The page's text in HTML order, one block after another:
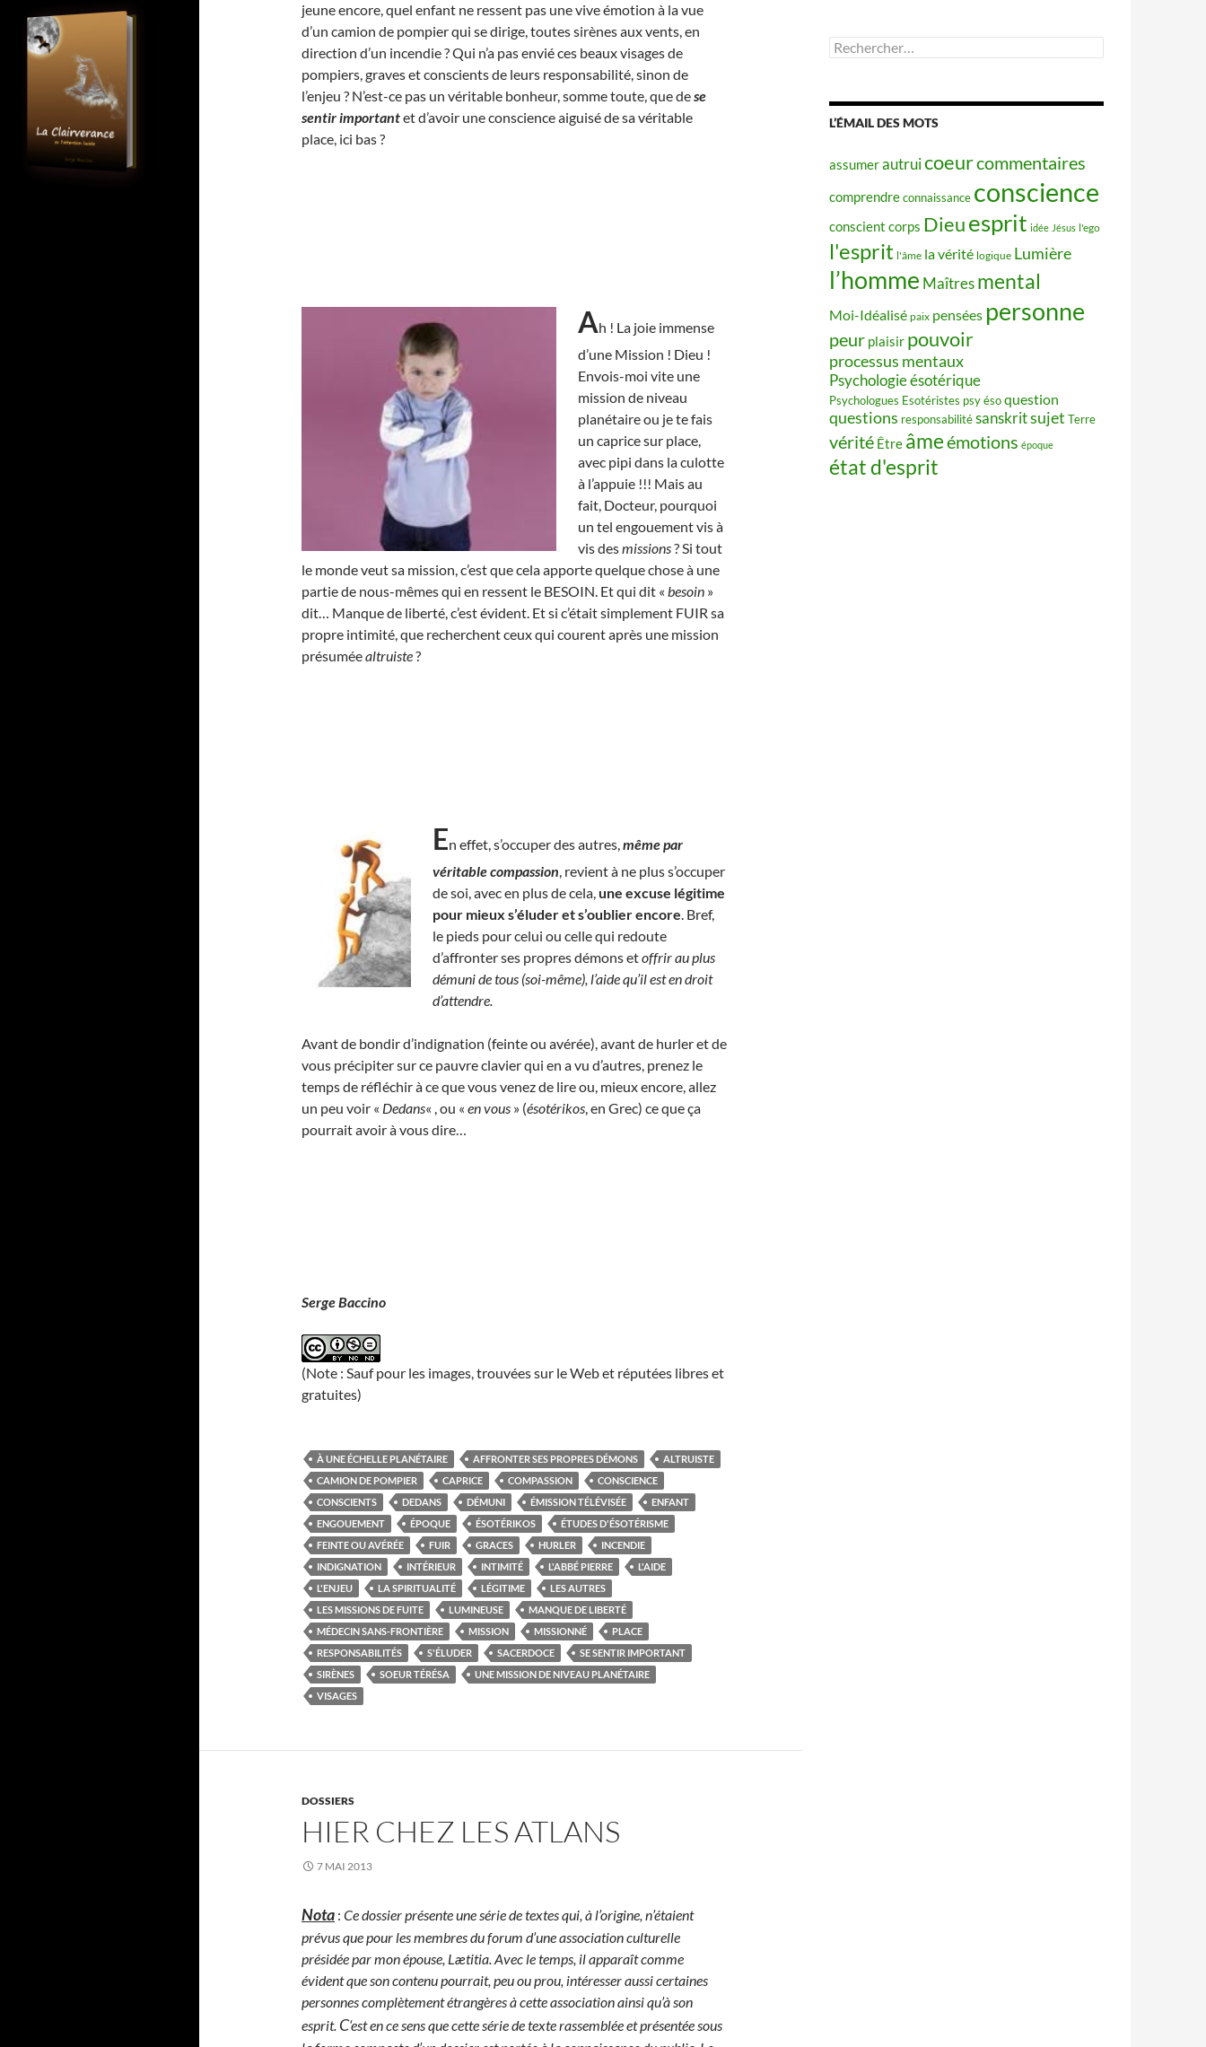
jeune encore, quel enfant ne ressent pas une vive émotion à la vue
d’un camion de pompier qui se dirige, toutes sirènes aux vents, en
direction d’un incendie ? Qui n’a pas envié ces beaux visages de
pompiers, graves et conscients de leurs responsabilité, sinon de
l’enjeu ? N’est-ce pas un véritable bonheur, somme toute, que dese
sentir importantet d’avoir une conscience aiguisé de sa véritable
place, ici bas ?
Ah ! La joie immense
d’une Mission ! Dieu !
Envois-moi vite une
mission de niveau
planétaire ou je te fais
un caprice sur place,
avec pipi dans la culotte
à l’appuie !!! Mais au
fait, Docteur, pourquoi
un tel engouement vis à
vis desmissions? Si tout
le monde veut sa mission, c’est que cela apporte quelque chose à une
partie de nous-mêmes qui en ressent le BESOIN. Et qui dit « besoin »
dit… Manque de liberté, c’est évident. Et si c’était simplement FUIR sa
propre intimité, que recherchent ceux qui courent après une mission
présuméealtruiste?
En effet, s’occuper des autres,même par
véritable compassion, revient à ne plus s’occuper
de soi, avec en plus de cela,une excuse légitime
pour mieux s’éluder et s’oublier encore. Bref,
le pieds pour celui ou celle qui redoute
d’affronter ses propres démons etoffrir au plus
démuni de tous (soi-même), l’aide qu’il est en droit
d’attendre.
Avant de bondir d’indignation (feinte ou avérée), avant de hurler et de
vous précipiter sur ce pauvre clavier qui en a vu d’autres, prenez le
temps de réfléchir à ce que vous venez de lire ou, mieux encore, allez
un peu voir « Dedans« , ou « en vous » (ésotérikos, en Grec) ce que ça
pourrait avoir à vous dire…
Serge Baccino
(Note : Sauf pour les images, trouvées sur le Web et réputées libres et
gratuites)
À UNE ÉCHELLE PLANÉTAIRE AFFRONTER SES PROPRES DÉMONS
ALTRUISTE
CAMION DE POMPIER
CAPRICE COMPASSION
CONSCIENCE
CONSCIENTS
DEDANS DÉMUNI ÉMISSION TÉLÉVISÉE
ENFANT
ENGOUEMENT
ÉPOQUE ÉSOTÉRIKOS
ÉTUDES D'ÉSOTÉRISME
FEINTE OU AVÉRÉE
FUIR GRACES HURLER
INCENDIE
INDIGNATION
INTÉRIEUR INTIMITÉ L'ABBÉ PIERRE
L'AIDE
L'ENJEU
LA SPIRITUALITÉ LÉGITIME
LES AUTRES
LES MISSIONS DE FUITE
LUMINEUSE
MANQUE DE LIBERTÉ
MÉDECIN SANS-FRONTIÈRE
MISSION MISSIONNÉ
PLACE
RESPONSABILITÉS
S'ÉLUDER SACERDOCE
SE SENTIR IMPORTANT
SIRÈNES
SOEUR TÉRÉSA
UNE MISSION DE NIVEAU PLANÉTAIRE
VISAGES
DOSSIERS
HIER CHEZ LES ATLANS
7 MAI 2013
Nota : Ce dossier présente une série de textes qui, à l’origine, n’étaient
prévus que pour les membres du forum d’une association culturelle
présidée par mon épouse, Lætitia. Avec le temps, il apparaît comme
évident que son contenu pourrait, peu ou prou, intéresser aussi certaines
personnes complètement étrangères à cette association ainsi qu’à son
esprit. C‘est en ce sens que cette série de texte rassemblée et présentée sous
Rechercher :
L’ÉMAIL DES MOTS
assumerautruicoeurcommentaires
comprendreconnaissance conscience
conscient corps Dieuesprit idée Jésus l'ego
l'esprit l'âme la vérité logique Lumière
l’homme Maîtres mental
Moi-Idéalisé paix pensées personne
peur plaisir pouvoir
processus mentaux
Psychologie ésotérique
Psychologues Esotéristes psy ésoquestion
questions responsabilitésanskritsujet Terre
vérité Être âmeémotions époque
état d'esprit